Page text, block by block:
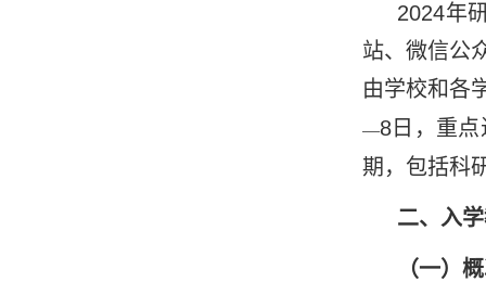
2024年
站、微信公
由学校和各
—8 日，重
期，包括科
二、入
（一）